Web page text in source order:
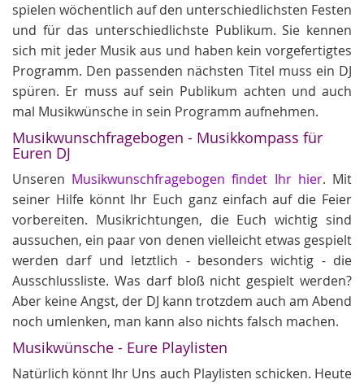
spielen wöchentlich auf den unterschiedlichsten Festen
und für das unterschiedlichste Publikum. Sie kennen
sich mit jeder Musik aus und haben kein vorgefertigtes
Programm. Den passenden nächsten Titel muss ein DJ
spüren. Er muss auf sein Publikum achten und auch
mal Musikwünsche in sein Programm aufnehmen.
Musikwunschfragebogen - Musikkompass für
Euren DJ
Unseren Musikwunschfragebogen findet Ihr hier. Mit
seiner Hilfe könnt Ihr Euch ganz einfach auf die Feier
vorbereiten. Musikrichtungen, die Euch wichtig sind
aussuchen, ein paar von denen vielleicht etwas gespielt
werden darf und letztlich - besonders wichtig - die
Ausschlussliste. Was darf bloß nicht gespielt werden?
Aber keine Angst, der DJ kann trotzdem auch am Abend
noch umlenken, man kann also nichts falsch machen.
Musikwünsche - Eure Playlisten
Natürlich könnt Ihr Uns auch Playlisten schicken. Heute